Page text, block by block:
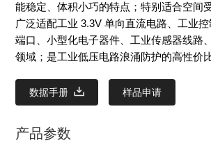
能稳定、体积小巧的特点；特别适合空间
广泛适配工业 3.3V 单向直流电路、工业
端口、小型化电子器件、工业传感器线路
领域；是工业低压电路浪涌防护的高性价
数据手册 样品申请
产品参数